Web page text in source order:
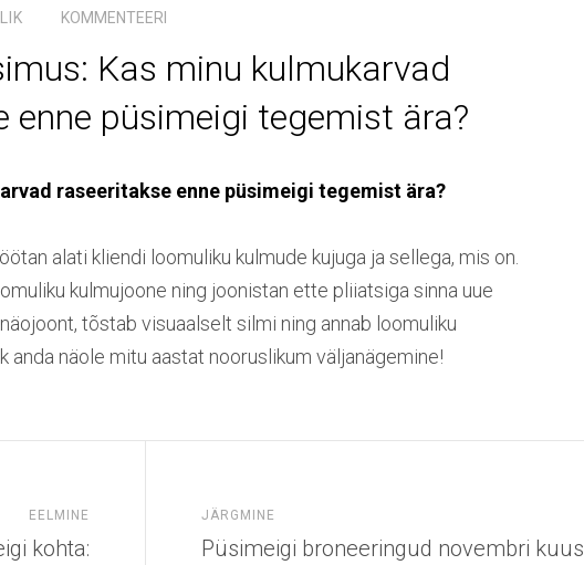
KOMMENTEERI
Kas minu kulmukarvad
enne püsimeigi tegemist ära?
raseeritakse enne püsimeigi tegemist ära?
alati kliendi loomuliku kulmude kujuga ja sellega, mis on.
kulmujoone ning joonistan ette pliiatsiga sinna uue
tõstab visuaalselt silmi ning annab loomuliku
anda näole mitu aastat nooruslikum väljanägemine!
EELMINE
kohta:
JÄRGMINE
Püsimeigi broneeringud novembri kuus